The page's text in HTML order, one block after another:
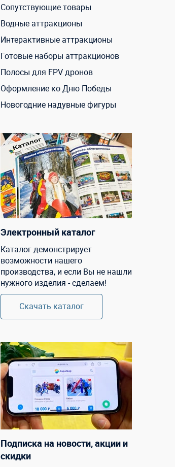
Сопутствующие товары
Водные аттракционы
Интерактивные аттракционы
Готовые наборы аттракционов
Полосы для FPV дронов
Оформление ко Дню Победы
Новогодние надувные фигуры
Электронный каталог
Каталог демонстрирует
возможности нашего
производства, и если Вы не нашли
нужного изделия - сделаем!
Скачать каталог
Подписка на новости, акции и
скидки